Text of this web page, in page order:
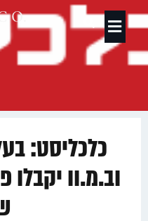
כלכליסט: